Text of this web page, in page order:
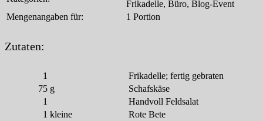
Frikadelle, Büro, Blog-Event
Mengenangaben für:
1 Portion
Zutaten:
1
Frikadelle; fertig gebraten
75 g
Schafskäse
1
Handvoll Feldsalat
1 kleine
Rote Bete